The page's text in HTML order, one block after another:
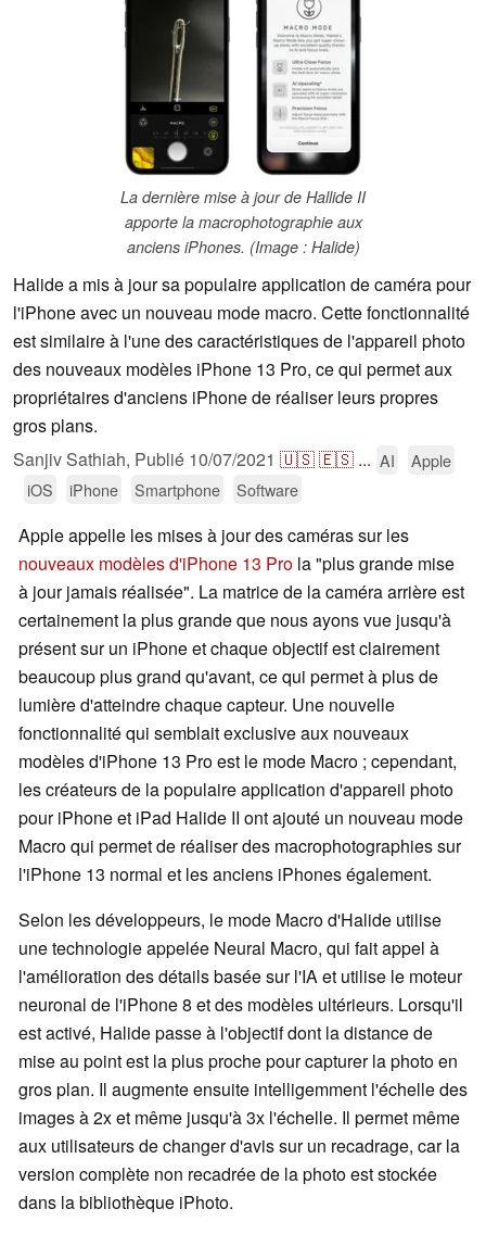
La dernière mise à jour de Hallide II
apporte la macrophotographie aux
anciens iPhones. (Image : Halide)
Halide a mis à jour sa populaire application de caméra pour
l'iPhone avec un nouveau mode macro. Cette fonctionnalité
est similaire à l'une des caractéristiques de l'appareil photo
des nouveaux modèles iPhone 13 Pro, ce qui permet aux
propriétaires d'anciens iPhone de réaliser leurs propres
gros plans.
Sanjiv Sathiah, Publié 10/07/2021 🇺🇸🇪🇸 ... AI
Apple
iOS
iPhone Smartphone Software
Apple appelle les mises à jour des caméras sur les
nouveaux modèles d'iPhone 13 Pro la "plus grande mise
à jour jamais réalisée". La matrice de la caméra arrière est
certainement la plus grande que nous ayons vue jusqu'à
présent sur un iPhone et chaque objectif est clairement
beaucoup plus grand qu'avant, ce qui permet à plus de
lumière d'atteindre chaque capteur. Une nouvelle
fonctionnalité qui semblait exclusive aux nouveaux
modèles d'iPhone 13 Pro est le mode Macro ; cependant,
les créateurs de la populaire application d'appareil photo
pour iPhone et iPad Halide II ont ajouté un nouveau mode
Macro qui permet de réaliser des macrophotographies sur
l'iPhone 13 normal et les anciens iPhones également.
Selon les développeurs, le mode Macro d'Halide utilise
une technologie appelée Neural Macro, qui fait appel à
l'amélioration des détails basée sur l'IA et utilise le moteur
neuronal de l'iPhone 8 et des modèles ultérieurs. Lorsqu'il
est activé, Halide passe à l'objectif dont la distance de
mise au point est la plus proche pour capturer la photo en
gros plan. Il augmente ensuite intelligemment l'échelle des
images à 2x et même jusqu'à 3x l'échelle. Il permet même
aux utilisateurs de changer d'avis sur un recadrage, car la
version complète non recadrée de la photo est stockée
dans la bibliothèque iPhoto.